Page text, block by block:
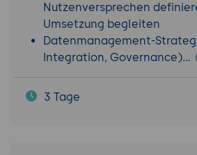
Nutzenversprechen
Umsetzung begleiten
Datenmanagement-
Integration, Governance)…
3 Tage